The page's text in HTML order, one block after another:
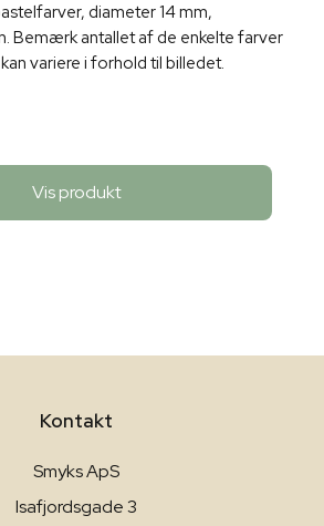
diameter 14 mm,
Bemærk antallet af de enkelte farver
variere i forhold til billedet.
Vis produkt
Kontakt
Smyks ApS
Isafjordsgade 3